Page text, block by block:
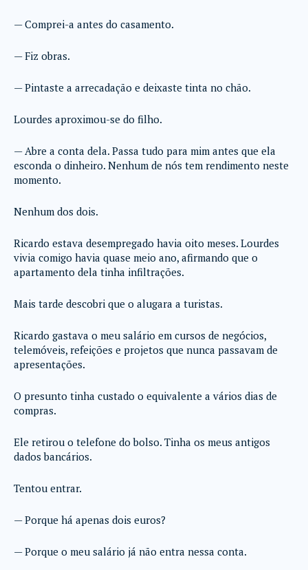
— Comprei-a antes do casamento.
— Fiz obras.
— Pintaste a arrecadação e deixaste tinta no chão.
Lourdes aproximou-se do filho.
— Abre a conta dela. Passa tudo para mim antes que ela
esconda o dinheiro. Nenhum de nós tem rendimento neste
momento.
Nenhum dos dois.
Ricardo estava desempregado havia oito meses. Lourdes
vivia comigo havia quase meio ano, afirmando que o
apartamento dela tinha infiltrações.
Mais tarde descobri que o alugara a turistas.
Ricardo gastava o meu salário em cursos de negócios,
telemóveis, refeições e projetos que nunca passavam de
apresentações.
O presunto tinha custado o equivalente a vários dias de
compras.
Ele retirou o telefone do bolso. Tinha os meus antigos
dados bancários.
Tentou entrar.
— Porque há apenas dois euros?
— Porque o meu salário já não entra nessa conta.